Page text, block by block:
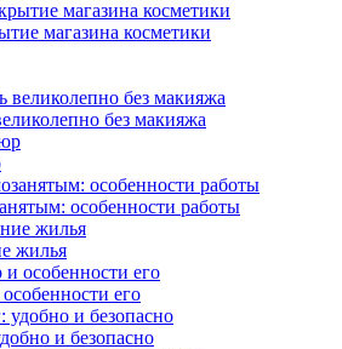
магазина косметики
без макияжа
особенности работы
жилья
его
и безопасно